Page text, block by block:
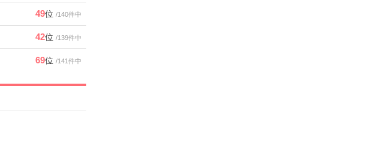
49位 /140件中
42位 /139件中
69位 /141件中